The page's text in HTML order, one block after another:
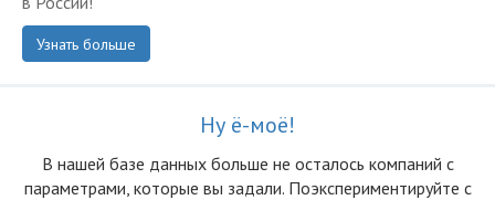
Узнать больше
Ну ё-моё!
В нашей базе данных больше не осталоcь компаний с
параметрами, которые вы задали. Поэкспериментируйте с